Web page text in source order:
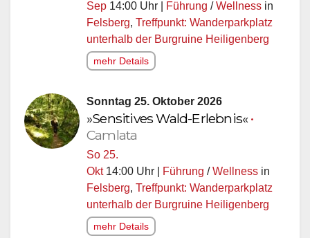
Sep 14:00 Uhr | Führung /Wellness in
Felsberg, Treffpunkt: Wanderparkplatz
unterhalb der Burgruine Heiligenberg
mehr Details
Sonntag 25. Oktober 2026
»Sensitives Wald-Erlebnis«•
Camlata
So 25.
Okt14:00 Uhr | Führung /Wellness in
Felsberg, Treffpunkt: Wanderparkplatz
unterhalb der Burgruine Heiligenberg
mehr Details